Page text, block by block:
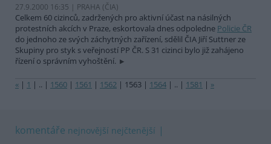
27.9.2000 16:35 | PRAHA (ČIA)
Celkem 60 cizinců, zadržených pro aktivní účast na násilných
protestních akcích v Praze, eskortovala dnes odpoledne Policie ČR
do jednoho ze svých záchytných zařízení, sdělil ČIA Jiří Suttner ze
Skupiny pro styk s veřejností PP ČR. S 31 cizinci bylo již zahájeno
řízení o správním vyhoštění.
« | 1 | .. | 1560 | 1561 | 1562 | 1563 | 1564 | .. | 1581 | »
komentáře nejnovější nejčtenější